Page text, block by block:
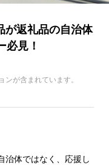
が返礼品の自治体
必見！
が含まれています。
治体ではなく、応援し